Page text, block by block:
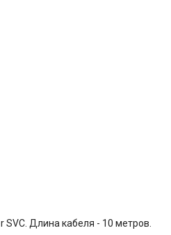
Длина кабеля - 10 метров.